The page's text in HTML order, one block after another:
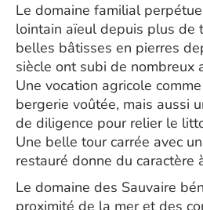
Le domaine familial
lointain aïeul depuis plus de
belles bâtisses en pierres
siècle ont subi de nombreux
Une vocation agricole
bergerie voûtée, mais aussi
de diligence pour relier le
Une belle tour carrée avec
restauré donne du caractère
Le domaine des Sauvaire
proximité de la mer et des